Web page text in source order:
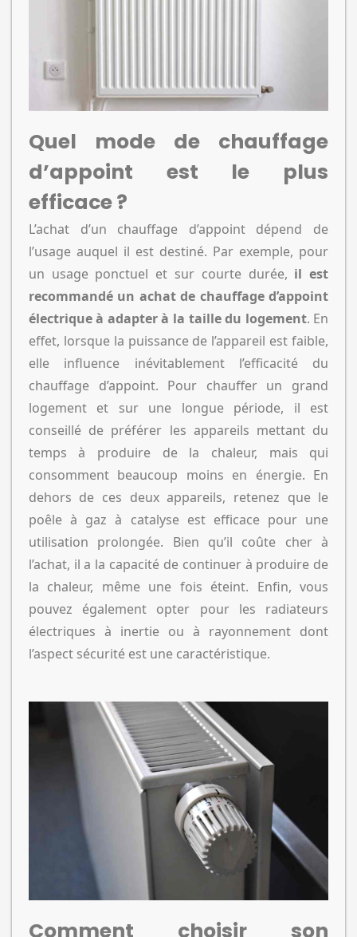
Quel mode de chauffage
d’appoint est le plus
efficace ?
L’achat d’un chauffage d’appoint dépend de
l’usage auquel il est destiné. Par exemple, pour
un usage ponctuel et sur courte durée, il est
recommandé un achat de chauffage d’appoint
électrique à adapter à la taille du logement. En
effet, lorsque la puissance de l’appareil est faible,
elle influence inévitablement l’efficacité du
chauffage d’appoint. Pour chauffer un grand
logement et sur une longue période, il est
conseillé de préférer les appareils mettant du
temps à produire de la chaleur, mais qui
consomment beaucoup moins en énergie. En
dehors de ces deux appareils, retenez que le
poêle à gaz à catalyse est efficace pour une
utilisation prolongée. Bien qu’il coûte cher à
l’achat, il a la capacité de continuer à produire de
la chaleur, même une fois éteint. Enfin, vous
pouvez également opter pour les radiateurs
électriques à inertie ou à rayonnement dont
l’aspect sécurité est une caractéristique.
Comment choisir son